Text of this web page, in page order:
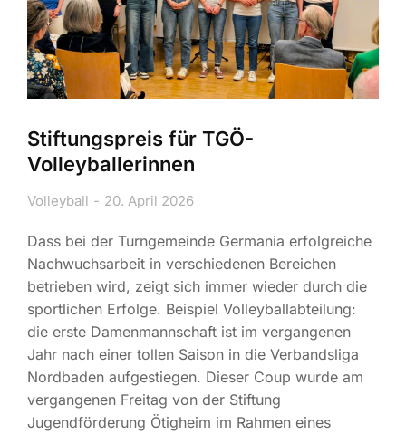
Stiftungspreis für TGÖ-
Volleyballerinnen
Volleyball 20. April 2026
Dass bei der Turngemeinde Germania erfolgreiche
Nachwuchsarbeit in verschiedenen Bereichen
betrieben wird, zeigt sich immer wieder durch die
sportlichen Erfolge. Beispiel Volleyballabteilung:
die erste Damenmannschaft ist im vergangenen
Jahr nach einer tollen Saison in die Verbandsliga
Nordbaden aufgestiegen. Dieser Coup wurde am
vergangenen Freitag von der Stiftung
Jugendförderung Ötigheim im Rahmen eines